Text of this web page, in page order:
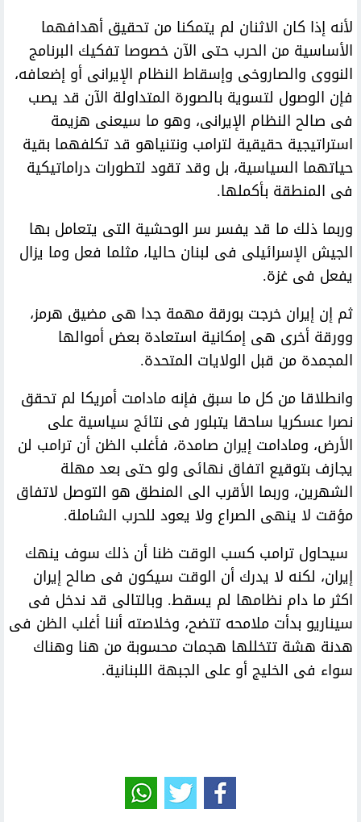
لأنه إذا كان الاثنان لم يتمكنا من تحقيق أهدافهما
الأساسية من الحرب حتى الآن خصوصا تفكيك البرنامج
النووى والصاروخى وإسقاط النظام الإيرانى أو إضعافه،
فإن الوصول لتسوية بالصورة المتداولة الآن قد يصب
فى صالح النظام الإيرانى، وهو ما سيعنى هزيمة
استراتيجية حقيقية لترامب ونتنياهو قد تكلفهما بقية
حياتهما السياسية، بل وقد تقود لتطورات دراماتيكية
فى المنطقة بأكملها.
وربما ذلك ما قد يفسر سر الوحشية التى يتعامل بها
الجيش الإسرائيلى فى لبنان حاليا، مثلما فعل وما يزال
يفعل فى غزة.
ثم إن إيران خرجت بورقة مهمة جدا هى مضيق هرمز،
وورقة أخرى هى إمكانية استعادة بعض أموالها
المجمدة من قبل الولايات المتحدة.
وانطلاقا من كل ما سبق فإنه مادامت أمريكا لم تحقق
نصرا عسكريا ساحقا يتبلور فى نتائج سياسية على
الأرض، ومادامت إيران صامدة، فأغلب الظن أن ترامب لن
يجازف بتوقيع اتفاق نهائى ولو حتى بعد مهلة
الشهرين، وربما الأقرب الى المنطق هو التوصل لاتفاق
مؤقت لا ينهى الصراع ولا يعود للحرب الشاملة.
سيحاول ترامب كسب الوقت ظنا أن ذلك سوف ينهك
إيران، لكنه لا يدرك أن الوقت سيكون فى صالح إيران
اكثر ما دام نظامها لم يسقط. وبالتالى قد ندخل فى
سيناريو بدأت ملامحه تتضح، وخلاصته أننا أغلب الظن فى
هدنة هشة تتخللها هجمات محسوبة من هنا وهناك
سواء فى الخليج أو على الجبهة اللبنانية.